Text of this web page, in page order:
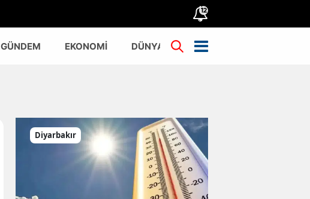
12
GÜNDEM EKONOMİ DÜNYA TÜRKİYE
Diyarbakır